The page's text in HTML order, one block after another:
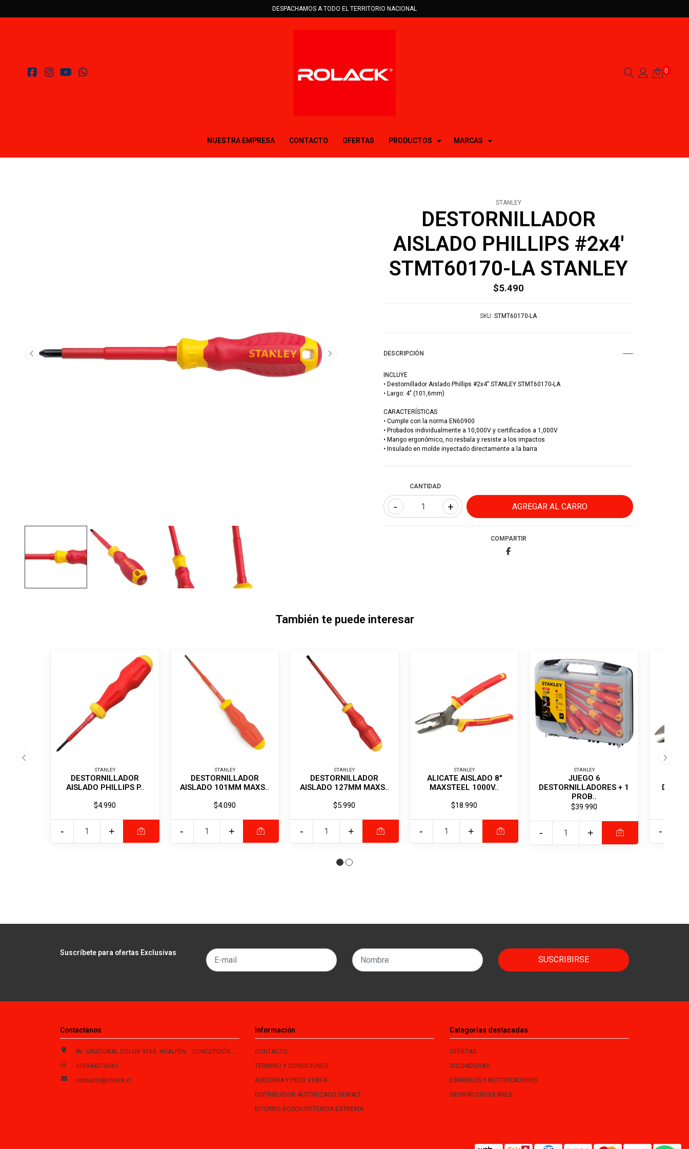
DESPACHAMOS A TODO EL TERRITORIO NACIONAL
0
NUESTRA EMPRESA CONTACTO OFERTAS PRODUCTOS MARCAS
STANLEY
DESTORNILLADOR
AISLADO PHILLIPS #2x4'
STMT60170-LA STANLEY
$5.490
SKU: STMT60170-LA
DESCRIPCIÓN
INCLUYE
• Destornillador Aislado Phillips #2x4" STANLEY STMT60170-LA
• Largo: 4" (101,6mm)
CARACTERÍSTICAS
• Cumple con la norma EN60900
• Probados individualmente a 10,000V y certificados a 1,000V
• Mango ergonómico, no resbala y resiste a los impactos
• Insulado en molde inyectado directamente a la barra
CANTIDAD
+
-
COMPARTIR
También te puede interesar
STANLEY
DESTORNILLADOR
AISLADO PHILLIPS P..
$4.990
+
-
STANLEY
DESTORNILLADOR
AISLADO 101MM MAXS..
$4.090
+
-
STANLEY
DESTORNILLADOR
AISLADO 127MM MAXS..
$5.990
+
-
STANLEY
ALICATE AISLADO 8"
MAXSTEEL 1000V..
$18.990
+
-
STANLEY
JUEGO 6
DESTORNILLADORES + 1
PROB..
$39.990
+
- -
Suscríbete para ofertas Exclusivas
SUSCRIBIRSE
Contactanos
AV. CRISTOBAL COLON 9765, HUALPEN, , CONCEPCIÓN , Biobío, Chile
+56944276561
contacto@rolack.cl
Información
CONTACTO
TERMINO Y CONDICIONES
ASESORÍA Y POST VENTA
DISTRIBUIDOR AUTORIZADO DEWALT
BITURBO BOSCH POTENCIA EXTREMA
Categorías destacadas
OFERTAS
SOLDADORAS
ESMERILES Y RECTIFICADORES
SIERRAS CIRCULARES